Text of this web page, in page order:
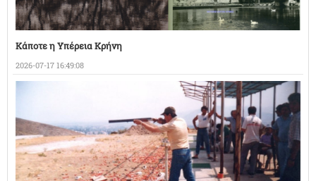
Κάποτε η Υπέρεια Κρήνη
2026-07-17 16:49:08